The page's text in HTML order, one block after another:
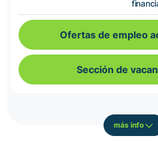
Ofertas de empleo
Sección de
más info